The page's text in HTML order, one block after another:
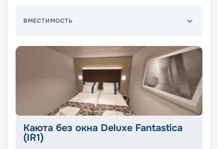
ВМЕСТИМОСТЬ
Каюта без окна Deluxe Fantastica
(IR1)